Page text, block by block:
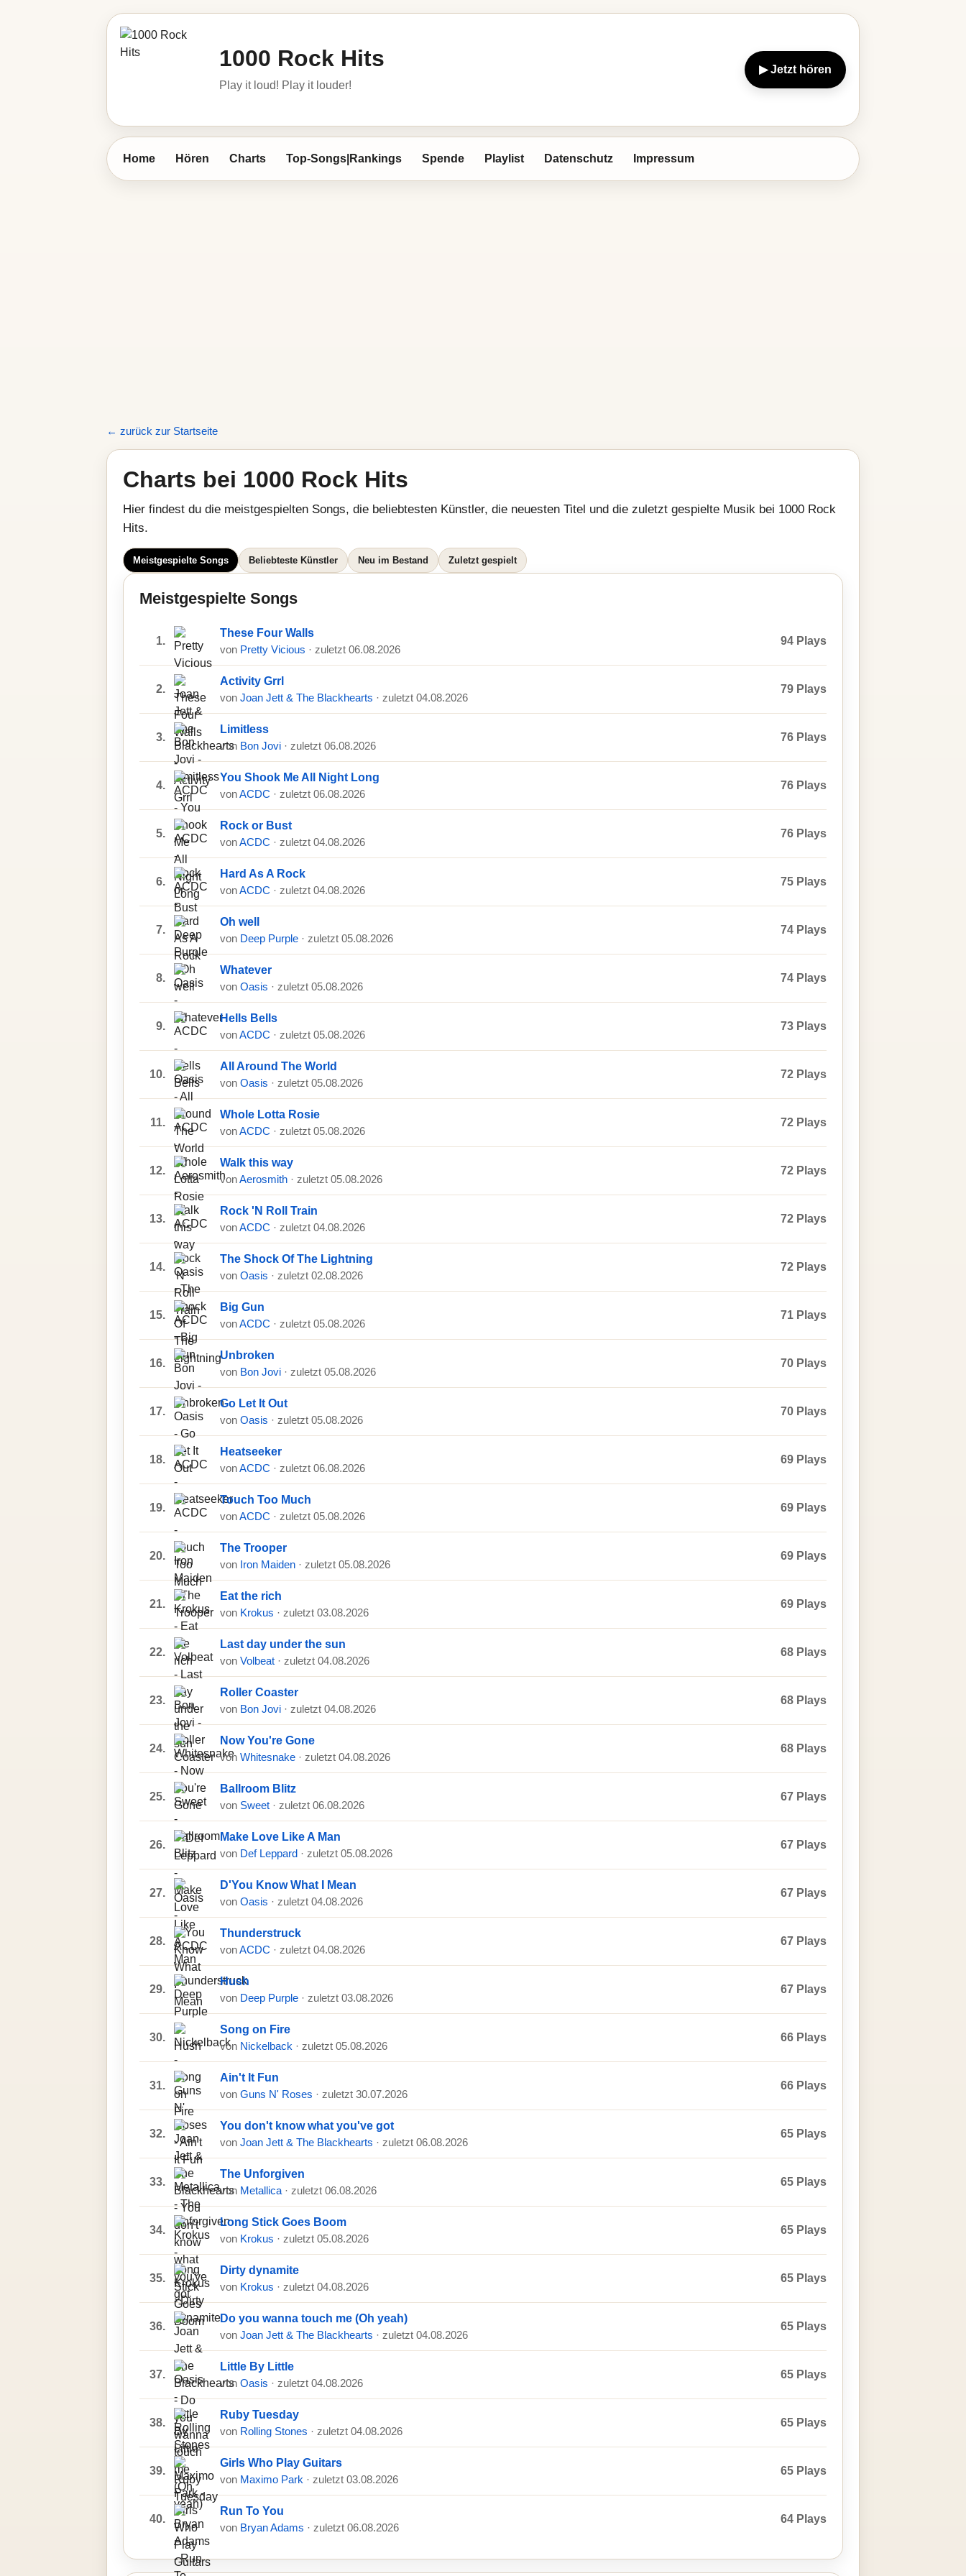
1000 Rock Hits
Play it loud! Play it louder!
▶ Jetzt hören
Home Hören Charts Top-Songs|Rankings Spende Playlist Datenschutz Impressum
← zurück zur Startseite
Charts bei 1000 Rock Hits
Hier findest du die meistgespielten Songs, die beliebtesten Künstler, die neuesten Titel und die zuletzt gespielte Musik bei 1000 Rock
Hits.
Meistgespielte Songs Beliebteste Künstler Neu im Bestand Zuletzt gespielt
Meistgespielte Songs
1.
These Four Walls
von Pretty Vicious · zuletzt 06.08.2026
94 Plays
2.
Activity Grrl
von Joan Jett & The Blackhearts · zuletzt 04.08.2026
79 Plays
3.
Limitless
von Bon Jovi · zuletzt 06.08.2026
76 Plays
4.
You Shook Me All Night Long
vonACDC · zuletzt 06.08.2026
76 Plays
5.
Rock or Bust
vonACDC · zuletzt 04.08.2026
76 Plays
6.
Hard As A Rock
vonACDC · zuletzt 04.08.2026
75 Plays
7.
Oh well
von Deep Purple · zuletzt 05.08.2026
74 Plays
8.
Whatever
von Oasis · zuletzt 05.08.2026
74 Plays
9.
Hells Bells
vonACDC · zuletzt 05.08.2026
73 Plays
10.
All Around The World
von Oasis · zuletzt 05.08.2026
72 Plays
11.
Whole Lotta Rosie
vonACDC · zuletzt 05.08.2026
72 Plays
12.
Walk this way
vonAerosmith · zuletzt 05.08.2026
72 Plays
13.
Rock 'N Roll Train
vonACDC · zuletzt 04.08.2026
72 Plays
14.
The Shock Of The Lightning
von Oasis · zuletzt 02.08.2026
72 Plays
15.
Big Gun
vonACDC · zuletzt 05.08.2026
71 Plays
16.
Unbroken
von Bon Jovi · zuletzt 05.08.2026
70 Plays
17.
Go Let It Out
von Oasis · zuletzt 05.08.2026
70 Plays
18.
Heatseeker
vonACDC · zuletzt 06.08.2026
69 Plays
19.
Touch Too Much
vonACDC · zuletzt 05.08.2026
69 Plays
20.
The Trooper
von Iron Maiden · zuletzt 05.08.2026
69 Plays
21.
Eat the rich
von Krokus · zuletzt 03.08.2026
69 Plays
22.
Last day under the sun
von Volbeat · zuletzt 04.08.2026
68 Plays
23.
Roller Coaster
von Bon Jovi · zuletzt 04.08.2026
68 Plays
24.
Now You're Gone
von Whitesnake · zuletzt 04.08.2026
68 Plays
25.
Ballroom Blitz
von Sweet · zuletzt 06.08.2026
67 Plays
26.
Make Love Like A Man
von Def Leppard · zuletzt 05.08.2026
67 Plays
27.
D'You Know What I Mean
von Oasis · zuletzt 04.08.2026
67 Plays
28.
Thunderstruck
vonACDC · zuletzt 04.08.2026
67 Plays
29.
Hush
von Deep Purple · zuletzt 03.08.2026
67 Plays
30.
Song on Fire
von Nickelback · zuletzt 05.08.2026
66 Plays
31.
Ain't It Fun
von Guns N' Roses · zuletzt 30.07.2026
66 Plays
32.
You don't know what you've got
von Joan Jett & The Blackhearts · zuletzt 06.08.2026
65 Plays
33.
The Unforgiven
von Metallica · zuletzt 06.08.2026
65 Plays
34.
Long Stick Goes Boom
von Krokus · zuletzt 05.08.2026
65 Plays
35.
Dirty dynamite
von Krokus · zuletzt 04.08.2026
65 Plays
36.
Do you wanna touch me (Oh yeah)
von Joan Jett & The Blackhearts · zuletzt 04.08.2026
65 Plays
37.
Little By Little
von Oasis · zuletzt 04.08.2026
65 Plays
38.
Ruby Tuesday
von Rolling Stones · zuletzt 04.08.2026
65 Plays
39.
Girls Who Play Guitars
von Maximo Park · zuletzt 03.08.2026
65 Plays
40.
Run To You
von Bryan Adams · zuletzt 06.08.2026
64 Plays